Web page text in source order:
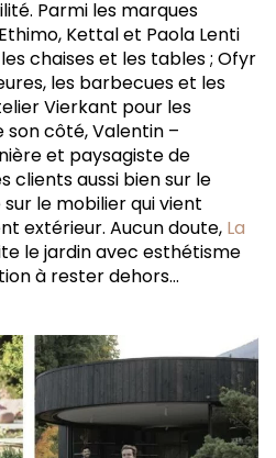
Parmi les marques
Kettal et Paola Lenti
chaises et les tables ; Ofyr
les barbecues et les
Vierkant pour les
son côté, Valentin –
et paysagiste de
clients aussi bien sur le
le mobilier qui vient
extérieur. Aucun doute, La
le jardin avec esthétisme
à rester dehors…